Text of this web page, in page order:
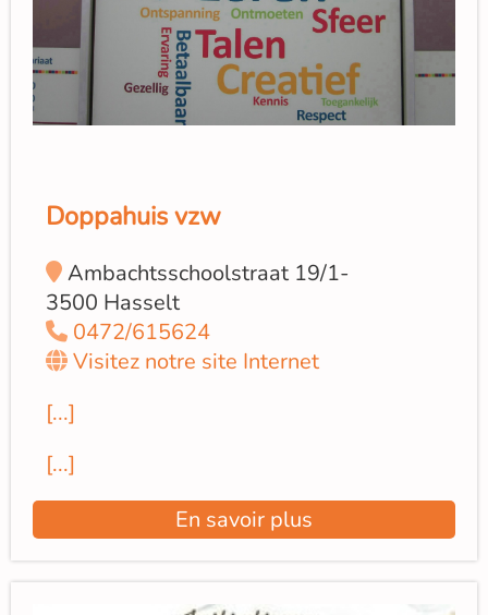
Doppahuis vzw
Ambachtsschoolstraat 19/1-
3500 Hasselt
0472/615624
Visitez notre site Internet
[...]
[...]
En savoir plus